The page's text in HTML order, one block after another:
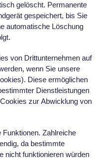
gelöscht. Permanente
gespeichert, bis Sie
automatische Löschung
von Drittunternehmen auf
wenn Sie unsere
Diese ermöglichen
Dienstleistungen
zur Abwicklung von
Zahlreiche
da bestimmte
nicht funktionieren würden